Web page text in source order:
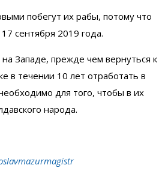
побегут их рабы, потому что
сентября 2019 года.
на Западе, прежде чем вернуться к
в течении 10 лет отработать в
для того, чтобы в их
народа.